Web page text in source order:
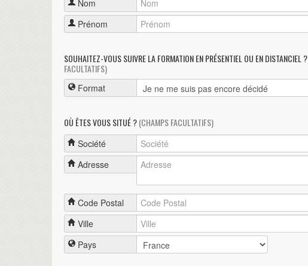
Nom
Prénom
SOUHAITEZ-VOUS SUIVRE LA FORMATION EN PRÉSENTIEL OU EN DISTANCIEL ?
FACULTATIFS)
Format
OÙ ÊTES VOUS SITUÉ ?(CHAMPS FACULTATIFS)
Société
Adresse
Code Postal
Ville
Pays